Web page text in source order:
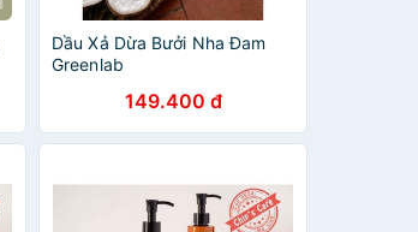
Dầu Xả Dừa Bưởi Nha Đam
Greenlab
149.400 đ